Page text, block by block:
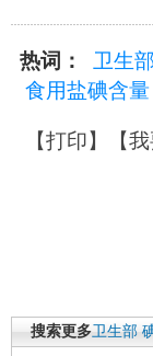
热词： 卫生部
食用盐碘含量
【打印】【
搜索更多卫生部